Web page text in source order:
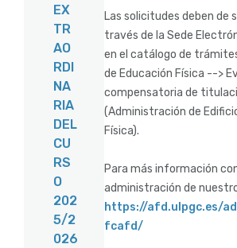
EX
TR
AO
RDI
NA
RIA
DEL
CU
RS
O
202
5/2
026
Las solicitudes deben de
través de la Sede
en el catálogo de
de Educación Física -->
compensatoria de
(Administración de
Física).
Para más información
administración de
https://afd.ulpgc.es/
fcafd/